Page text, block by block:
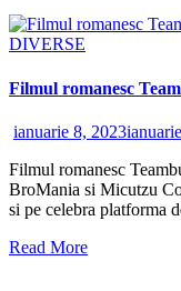
DIVERSE
Filmul romanesc
ianuarie 8, 2023
Filmul romanesc
BroMania si Micutzu
si pe celebra platforma
Read More